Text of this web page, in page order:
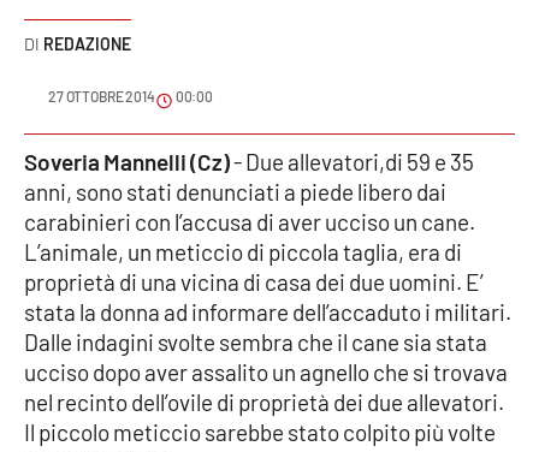
Cultura
Meteo
Editoriali
VIDEO
Ambiente
Cronaca
REDAZIONE
27 OTTOBRE 2014 00:00
Soveria Mannelli (Cz)- Due allevatori,di 59 e 35
anni, sono stati denunciati a piede libero dai
carabinieri con l’accusa di aver ucciso un cane.
L’animale, un meticcio di piccola taglia, era di
proprietà di una vicina di casa dei due uomini. E’
stata la donna ad informare dell’accaduto i militari.
Dalle indagini svolte sembra che il cane sia stata
ucciso dopo aver assalito un agnello che si trovava
nel recinto dell’ovile di proprietà dei due allevatori.
Il piccolo meticcio sarebbe stato colpito più volte